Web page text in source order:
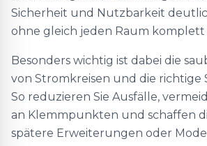
Sicherheit und Nutzbarkeit
ohne gleich jeden Raum
Besonders wichtig ist dabei die
von Stromkreisen und die richtige
So reduzieren Sie Ausfälle,
an Klemmpunkten und schaffen
spätere Erweiterungen oder